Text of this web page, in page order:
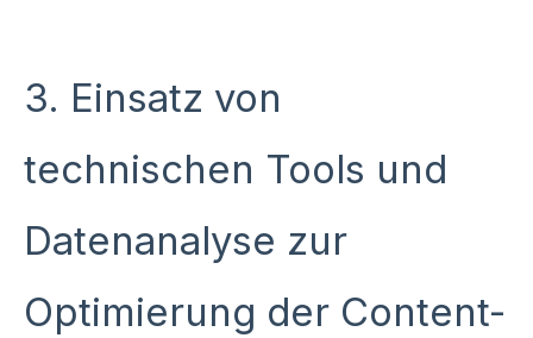
3. Einsatz von
technischen Tools und
Datenanalyse zur
Optimierung der Content-